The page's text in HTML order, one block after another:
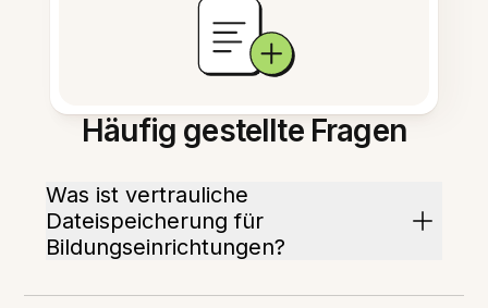
Häufig gestellte Fragen
Was ist vertrauliche
Dateispeicherung für
Bildungseinrichtungen?